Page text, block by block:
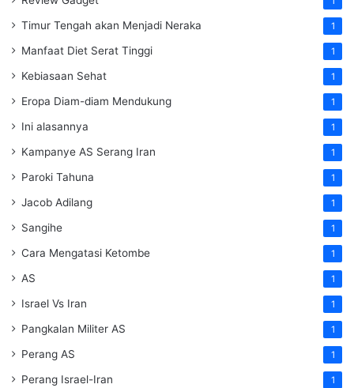
Timur Tengah akan Menjadi Neraka 1
Manfaat Diet Serat Tinggi 1
Kebiasaan Sehat 1
Eropa Diam-diam Mendukung 1
Ini alasannya 1
Kampanye AS Serang Iran 1
Paroki Tahuna 1
Jacob Adilang 1
Sangihe 1
Cara Mengatasi Ketombe 1
AS 1
Israel Vs Iran 1
Pangkalan Militer AS 1
Perang AS 1
Perang Israel-Iran 1